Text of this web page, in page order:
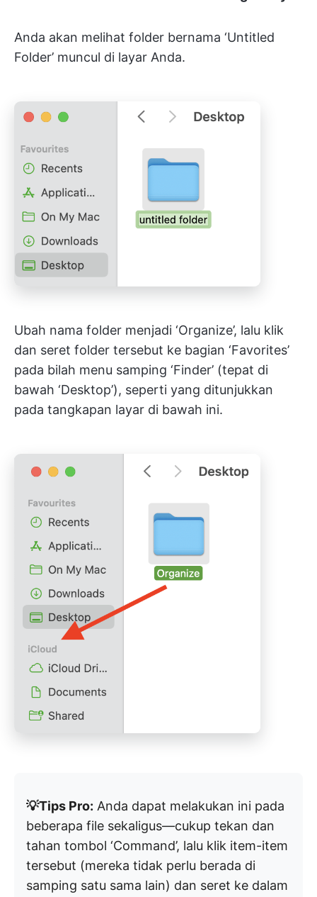
Anda akan melihat folder bernama ‘Untitled
Folder’ muncul di layar Anda.
Ubah nama folder menjadi ‘Organize’, lalu klik
dan seret folder tersebut ke bagian ‘Favorites’
pada bilah menu samping ‘Finder’ (tepat di
bawah ‘Desktop’), seperti yang ditunjukkan
pada tangkapan layar di bawah ini.
💡Tips Pro: Anda dapat melakukan ini pada
beberapa file sekaligus—cukup tekan dan
tahan tombol ‘Command’, lalu klik item-item
tersebut (mereka tidak perlu berada di
samping satu sama lain) dan seret ke dalam